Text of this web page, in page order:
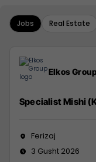
Jobs Real Estate
Elkos
Specialist Mishi
Ferizaj
3 Gusht 2026